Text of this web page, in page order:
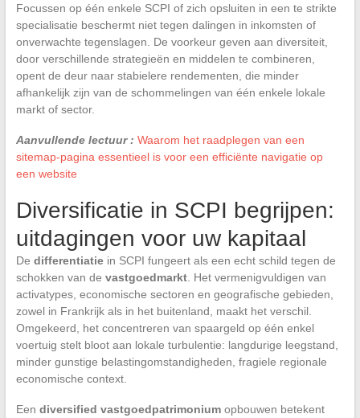
Focussen op één enkele SCPI of zich opsluiten in een te strikte
specialisatie beschermt niet tegen dalingen in inkomsten of
onverwachte tegenslagen. De voorkeur geven aan diversiteit,
door verschillende strategieën en middelen te combineren,
opent de deur naar stabielere rendementen, die minder
afhankelijk zijn van de schommelingen van één enkele lokale
markt of sector.
Aanvullende lectuur : Waarom het raadplegen van een
sitemap-pagina essentieel is voor een efficiënte navigatie op
een website
Diversificatie in SCPI begrijpen:
uitdagingen voor uw kapitaal
De differentiatiein SCPI fungeert als een echt schild tegen de
schokken van de vastgoedmarkt. Het vermenigvuldigen van
activatypes, economische sectoren en geografische gebieden,
zowel in Frankrijk als in het buitenland, maakt het verschil.
Omgekeerd, het concentreren van spaargeld op één enkel
voertuig stelt bloot aan lokale turbulentie: langdurige leegstand,
minder gunstige belastingomstandigheden, fragiele regionale
economische context.
Een diversified vastgoedpatrimoniumopbouwen betekent